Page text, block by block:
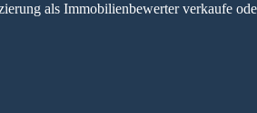
als Immobilienbewerter verkaufe